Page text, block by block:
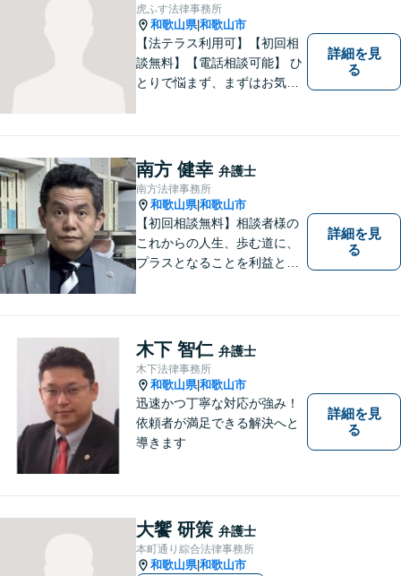
虎ふす法律事務所
和歌山県|和歌山市
【法テラス利用可】【初回相
談無料】【電話相談可能】 ひ
とりで悩まず、まずはお気軽
た解決につながります。
詳細を見
る
南方 健幸 弁護士
南方法律事務所
和歌山県|和歌山市
【初回相談無料】相談者様の
これからの人生、歩む道に、
プラスとなることを利益と考
はもちろん、関西・関東から
ご相談いただくこともありま
す。
詳細を見
る
木下 智仁 弁護士
木下法律事務所
和歌山県|和歌山市
迅速かつ丁寧な対応が強み！
依頼者が満足できる解決へと
導きます
詳細を見
る
大饗 研策 弁護士
本町通り綜合法律事務所
和歌山県|和歌山市